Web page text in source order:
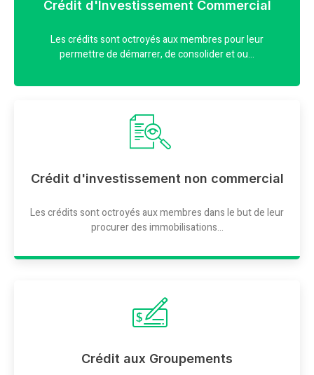
Crédit d'Investissement Commercial
Les crédits sont octroyés aux membres pour leur
permettre de démarrer, de consolider et ou...
Crédit d'investissement non commercial
Les crédits sont octroyés aux membres dans le but de leur
procurer des immobilisations...
Crédit aux Groupements